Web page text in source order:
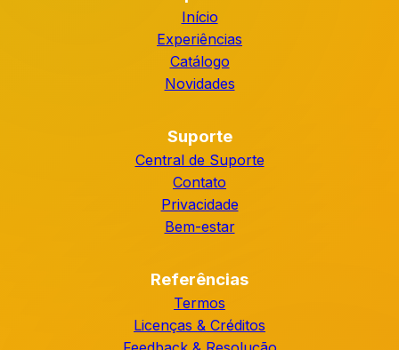
Início
Experiências
Catálogo
Novidades
Suporte
Central de Suporte
Contato
Privacidade
Bem-estar
Referências
Termos
Licenças & Créditos